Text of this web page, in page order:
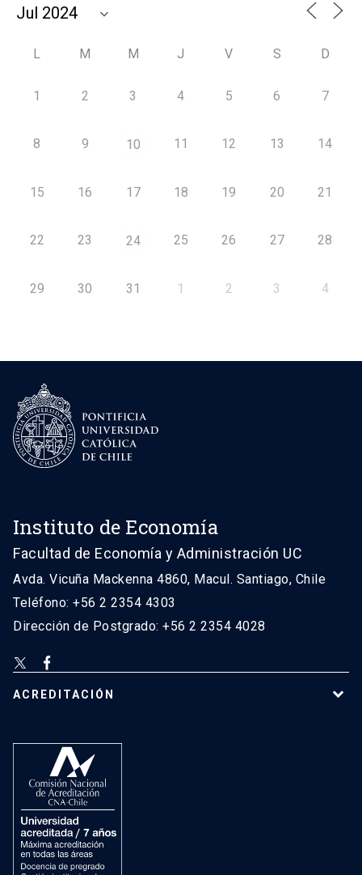
L M M J V S D
1 2 3 4 5 6 7
8 9 10 11 12 13 14
15 16 17 18 19 20 21
22 23 24 25 26 27 28
29 30 31 1 2 3 4
Instituto de Economía
Facultad de Economía y Administración UC
Avda. Vicuña Mackenna 4860, Macul. Santiago, Chile
Teléfono: +56 2 2354 4303
Dirección de Postgrado: +56 2 2354 4028
ACREDITACIÓN